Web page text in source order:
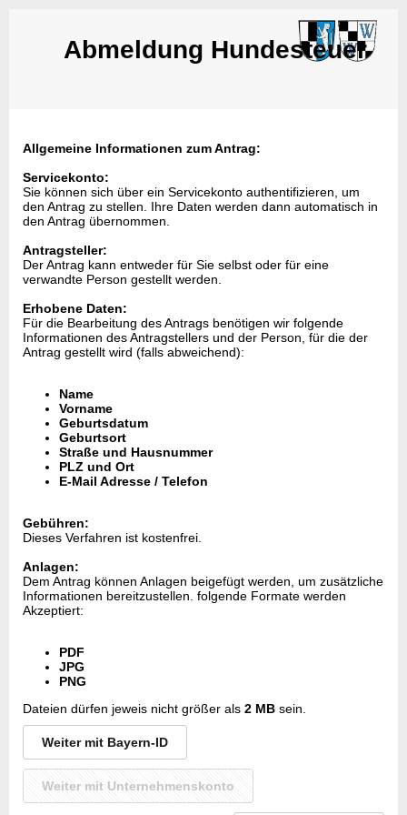
Abmeldung Hundesteuer
Allgemeine Informationen zum Antrag:
Servicekonto:
Sie können sich über ein Servicekonto authentifizieren, um
den Antrag zu stellen. Ihre Daten werden dann automatisch in
den Antrag übernommen.
Antragsteller:
Der Antrag kann entweder für Sie selbst oder für eine
verwandte Person gestellt werden.
Erhobene Daten:
Für die Bearbeitung des Antrags benötigen wir folgende
Informationen des Antragstellers und der Person, für die der
Antrag gestellt wird (falls abweichend):
Name
Vorname
Geburtsdatum
Geburtsort
Straße und Hausnummer
PLZ und Ort
E-Mail Adresse / Telefon
Gebühren:
Dieses Verfahren ist kostenfrei.
Anlagen:
Dem Antrag können Anlagen beigefügt werden, um zusätzliche
Informationen bereitzustellen. folgende Formate werden
Akzeptiert:
PDF
JPG
PNG
Dateien dürfen jeweis nicht größer als 2 MB sein.
Weiter mit Bayern-ID
Weiter mit Unternehmenskonto